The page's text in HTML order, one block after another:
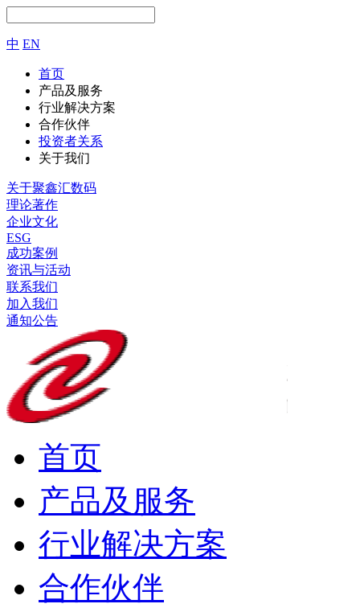
中 EN
首页
产品及服务
行业解决方案
合作伙伴
投资者关系
关于我们
关于聚鑫汇数码
理论著作
企业文化
ESG
成功案例
资讯与活动
联系我们
加入我们
通知公告
首页
产品及服务
行业解决方案
合作伙伴